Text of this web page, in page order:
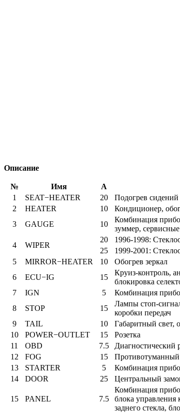
Описание
№ Имя А
1
SEAT−HEATER 20
Подогрев сидений
2
HEATER 10
Кондиционер,
3
GAUGE 10
Комбинация
зуммер,
4
WIPER
20
1996-1998:
25
1999-2001:
5
MIRROR−HEATER 10
Обогрев зеркал
6
ECU−IG 15
Круиз-контроль,
блокировка
7
IGN 5
Комбинация
8
STOP 15
Лампы стоп-
коробки передач
9
TAIL 10
Габаритный свет,
10
POWER−OUTLET 15
Розетка
11
OBD 7.5
Диагностический
12
FOG 15
Противотуманный
13
STARTER 5
Комбинация
14
DOOR 25 Центральный
15 PANEL 7.5
Комбинация
блока управления
заднего стекла,